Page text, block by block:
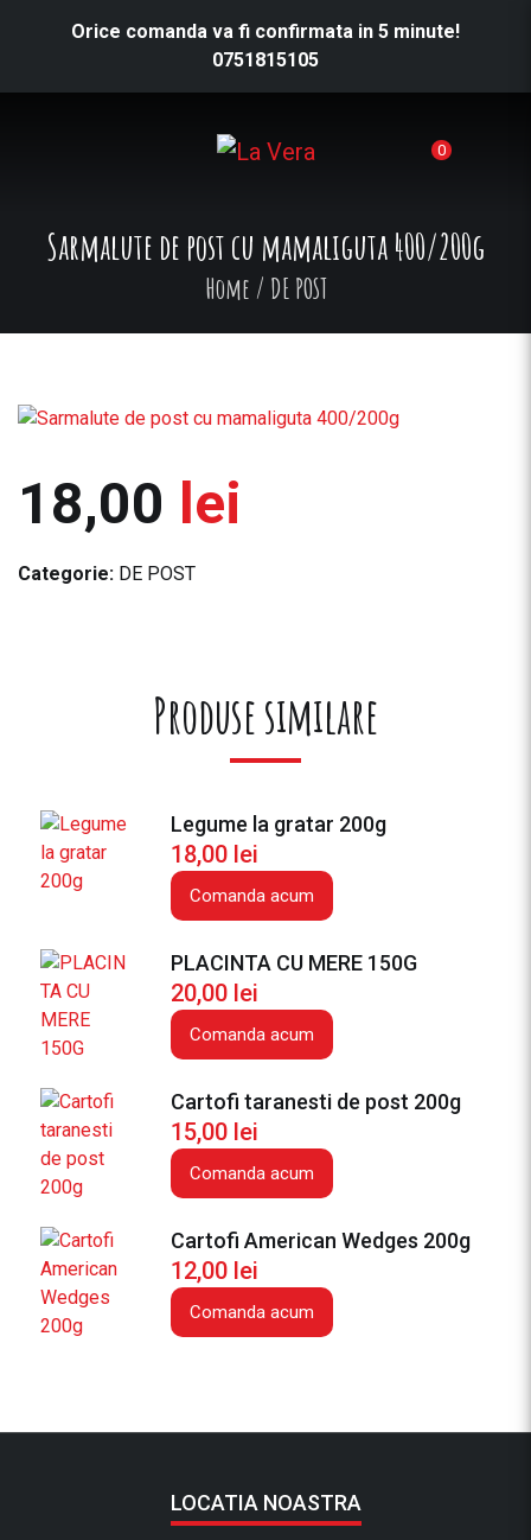
Orice comanda va fi confirmata in 5 minute!
0751815105
0
Sarmalute de post cu mamaliguta 400/200g
Home / DE POST
18,00 lei
Categorie: DE POST
Produse similare
Legume la gratar 200g
18,00 lei
Comanda acum
PLACINTA CU MERE 150G
20,00 lei
Comanda acum
Cartofi taranesti de post 200g
15,00 lei
Comanda acum
Cartofi American Wedges 200g
12,00 lei
Comanda acum
LOCATIA NOASTRA